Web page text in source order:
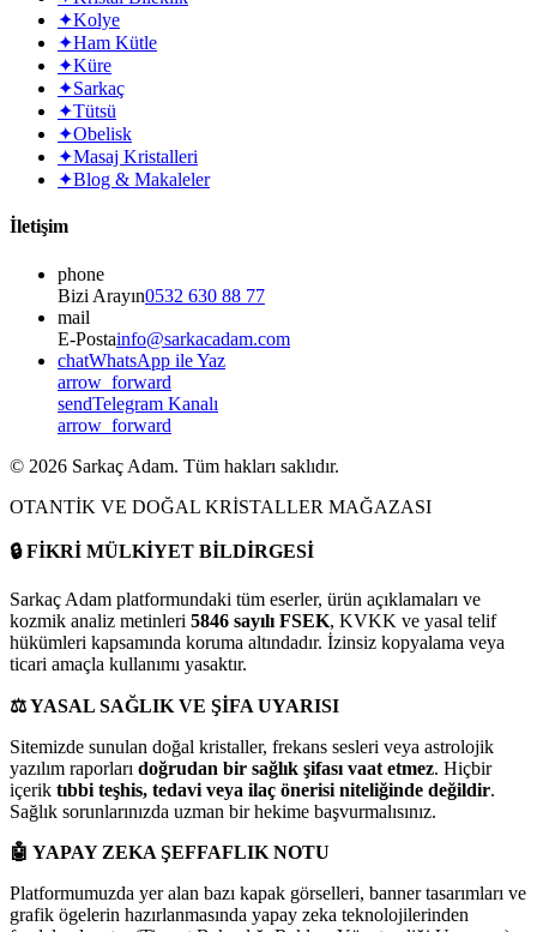
✦Kolye
✦Ham Kütle
✦Küre
✦Sarkaç
✦Tütsü
✦Obelisk
✦Masaj Kristalleri
✦Blog & Makaleler
İletişim
phone
Bizi Arayın0532 630 88 77
mail
E-Postainfo@sarkacadam.com
chatWhatsApp ile Yaz
arrow_forward
sendTelegram Kanalı
arrow_forward
© 2026 Sarkaç Adam. Tüm hakları saklıdır.
OTANTİK VE DOĞAL KRİSTALLER MAĞAZASI
🔒FİKRİ MÜLKİYET BİLDİRGESİ
Sarkaç Adam platformundaki tüm eserler, ürün açıklamaları ve
kozmik analiz metinleri 5846 sayılı FSEK, KVKK ve yasal telif
hükümleri kapsamında koruma altındadır. İzinsiz kopyalama veya
ticari amaçla kullanımı yasaktır.
⚖️YASAL SAĞLIK VE ŞİFA UYARISI
Sitemizde sunulan doğal kristaller, frekans sesleri veya astrolojik
yazılım raporları doğrudan bir sağlık şifası vaat etmez. Hiçbir
içerik tıbbi teşhis, tedavi veya ilaç önerisi niteliğinde değildir.
Sağlık sorunlarınızda uzman bir hekime başvurmalısınız.
🤖 YAPAY ZEKA ŞEFFAFLIK NOTU
Platformumuzda yer alan bazı kapak görselleri, banner tasarımları ve
grafik ögelerin hazırlanmasında yapay zeka teknolojilerinden